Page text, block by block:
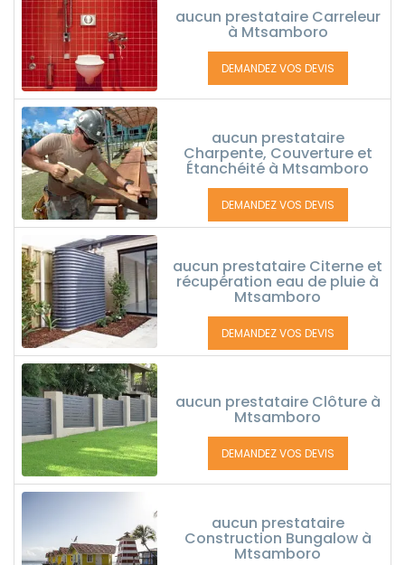
aucun prestataire Carreleur
à Mtsamboro
DEMANDEZ VOS DEVIS
aucun prestataire
Charpente, Couverture et
Étanchéité à Mtsamboro
DEMANDEZ VOS DEVIS
aucun prestataire Citerne et
récupération eau de pluie à
Mtsamboro
DEMANDEZ VOS DEVIS
aucun prestataire Clôture à
Mtsamboro
DEMANDEZ VOS DEVIS
aucun prestataire
Construction Bungalow à
Mtsamboro